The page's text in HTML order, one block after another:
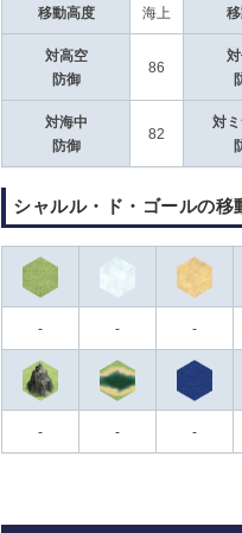
移動高度 海上
対高空
防御
86
対海中
防御
82
対
シャルル・ド・ゴールの移
- - -
- - -